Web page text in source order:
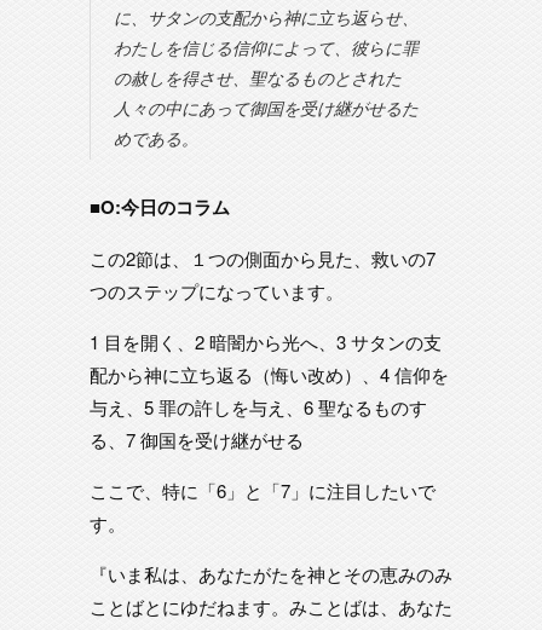
に、サタンの支配から神に立ち返らせ、
わたしを信じる信仰によって、彼らに罪
の赦しを得させ、聖なるものとされた
人々の中にあって御国を受け継がせるた
めである。
■O:今日のコラム
この2節は、１つの側面から見た、救いの7
つのステップになっています。
1 目を開く、2 暗闇から光へ、3 サタンの支
配から神に立ち返る（悔い改め）、4 信仰を
与え、5 罪の許しを与え、6 聖なるものす
る、7 御国を受け継がせる
ここで、特に「6」と「7」に注目したいで
す。
『いま私は、あなたがたを神とその恵みのみ
ことばとにゆだねます。みことばは、あなた